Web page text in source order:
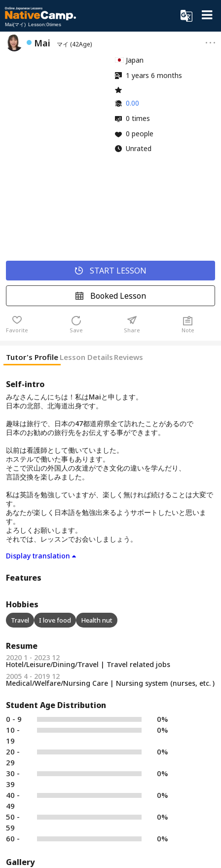
Mai(マイ) Lesson:0times
Mai マイ (42Age)
Japan
1 years 6 months
0.00
0 times
0 people
Unrated
START LESSON
Booked Lesson
Favorite Save Share Note
Tutor's Profile Lesson Details Reviews
Self-intro
みなさんこんにちは！私はMaiと申します。
日本の北部、北海道出身です。
趣味は旅行で、日本の47都道府県全て訪れたことがあるので
日本のお勧めの旅行先をお伝えする事ができます。
以前は看護師として働いていました。
ホステルで働いた事もあります。
そこで沢山の外国人の友達ができ文化の違いを学んだり、
言語交換を楽しみました。
私は英語を勉強していますが、楽しく無ければ続けることは大変で
す。
あなたが楽しく日本語を勉強出来るようサポートしたいと思いま
す。
よろしくお願いします。
それでは、レッスンでお会いしましょう。
Display translation
Features
Hobbies
Travel I love food Health nut
Resume
2020 1 - 2023 12
Hotel/Leisure/Dining/Travel | Travel related jobs
2005 4 - 2019 12
Medical/Welfare/Nursing Care | Nursing system (nurses, etc. )
Student Age Distribution
0 - 9
0%
10 -
19
0%
20 -
29
0%
30 -
39
0%
40 -
49
0%
50 -
59
0%
60 - 0%
Gallery